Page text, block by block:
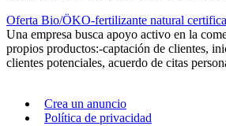
Oferta Bio/ÖKO-fertilizante natural
Una empresa busca apoyo activo en la
propios productos:-captación de clientes,
clientes potenciales, acuerdo de citas
Crea un anuncio
Política de privacidad